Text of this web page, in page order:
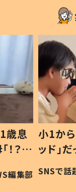
子は「ギフテ
“ウチ給食”を
は #令和の親
せなNEWS編集部